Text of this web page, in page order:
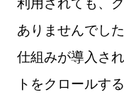
ありませんでし
仕組みが導入さ
トをクロールす